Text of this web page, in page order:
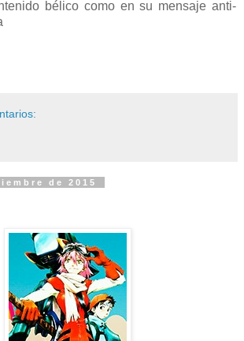
bélico como en su mensaje anti-
de 2015